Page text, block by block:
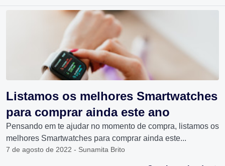
Listamos os melhores Smartwatches
para comprar ainda este ano
Pensando em te ajudar no momento de compra, listamos os
melhores Smartwatches para comprar ainda este...
7 de agosto de 2022 - Sunamita Brito